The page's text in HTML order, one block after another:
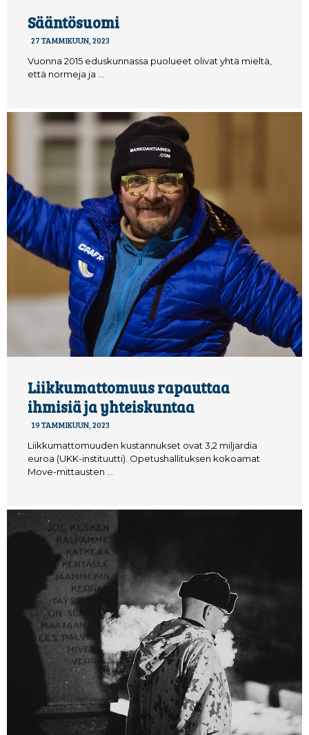
Sääntösuomi
27 TAMMIKUUN, 2023
Vuonna 2015 eduskunnassa puolueet olivat yhtä mieltä,
että normeja ja …
Liikkumattomuus rapauttaa
ihmisiä ja yhteiskuntaa
19 TAMMIKUUN, 2023
Liikkumattomuuden kustannukset ovat 3,2 miljardia
euroa (UKK-instituutti). Opetushallituksen kokoamat
Move-mittausten …